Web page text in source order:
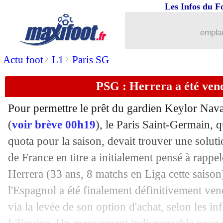
Actu foot> L1 > Paris SG
Les Infos du
PSG : Herrera a été
Pour permettre le prêt du gardien Keylor
(voir brève 00h19), le Paris Saint-Germain,
quota pour la saison, devait trouver une
de France en titre a initialement pensé à
Herrera (33 ans, 8 matchs en Liga cette
l'Espagnol a été finalement définitivement
via la levée de son option d'achat, selon les
: Niang revient sur son transfert
01/02 Milan: retour imminent pour
01/02 PSG: Ziyech, c'est définitivement
01/02 Inter : Skriniar va perdre le brassard
01/02 : le TOP 10 des plus gros achats
01/02 Arsenal: Cedric prêté à Fulham
01/02 Southampton: Onuachu pour 18 M€